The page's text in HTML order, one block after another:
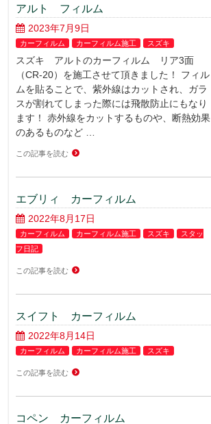
アルト フィルム
2023年7月9日
カーフィルム カーフィルム施工 スズキ
スズキ アルトのカーフィルム リア3面
（CR-20）を施工させて頂きました！ フィル
ムを貼ることで、紫外線はカットされ、ガラ
スが割れてしまった際には飛散防止にもなり
ます！ 赤外線をカットするものや、断熱効果
のあるものなど …
この記事を読む
エブリィ カーフィルム
2022年8月17日
カーフィルム カーフィルム施工 スズキ
スタッ
フ日記
この記事を読む
スイフト カーフィルム
2022年8月14日
カーフィルム カーフィルム施工 スズキ
この記事を読む
コペン カーフィルム